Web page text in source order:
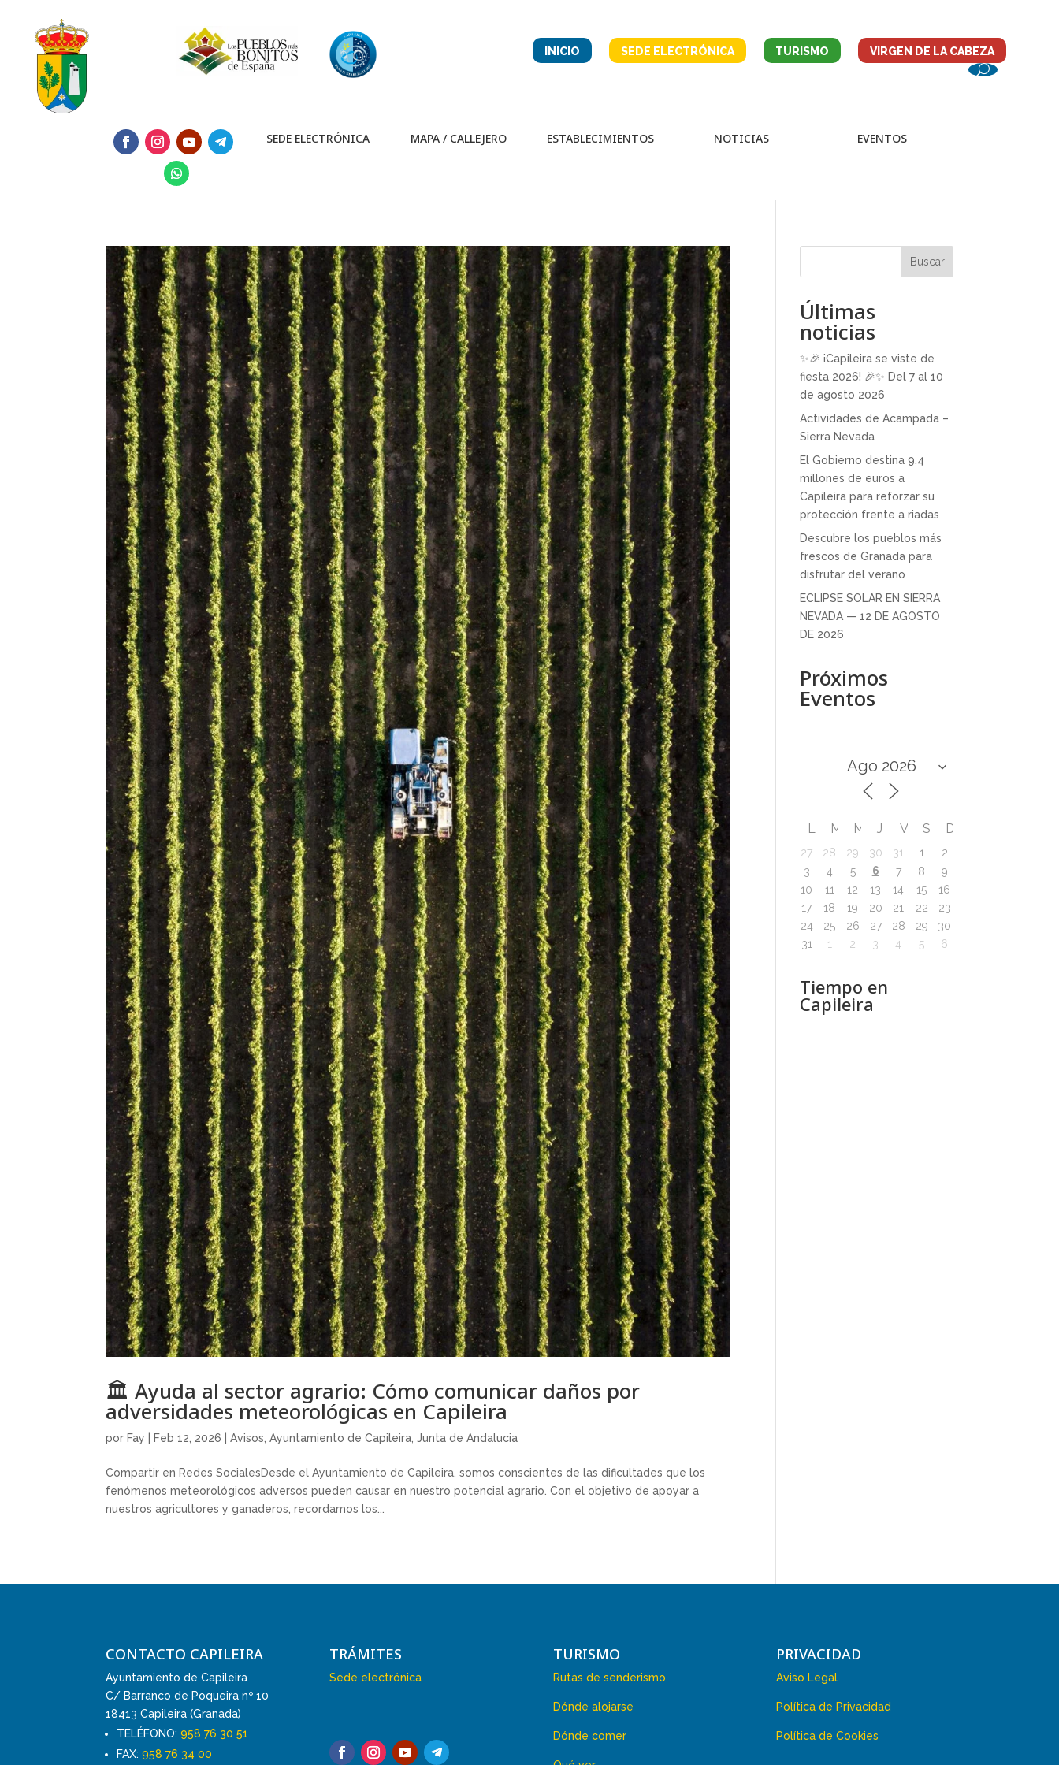
INICIO SEDE ELECTRÓNICA TURISMO VIRGEN DE LA CABEZA
SEDE ELECTRÓNICA MAPA / CALLEJERO ESTABLECIMIENTOS NOTICIAS EVENTOS
🏛️ Ayuda al sector agrario: Cómo comunicar daños por
adversidades meteorológicas en Capileira
porFay |Feb 12, 2026 |Avisos ,Ayuntamiento de Capileira ,Junta de Andalucia
Compartir en Redes SocialesDesde el Ayuntamiento de Capileira, somos conscientes de las dificultades que los
fenómenos meteorológicos adversos pueden causar en nuestro potencial agrario. Con el objetivo de apoyar a
nuestros agricultores y ganaderos, recordamos los...
Buscar
Últimas
noticias
✨🎉 ¡Capileira se viste de
fiesta 2026! 🎉✨ Del 7 al 10
de agosto 2026
Actividades de Acampada –
Sierra Nevada
El Gobierno destina 9,4
millones de euros a
Capileira para reforzar su
protección frente a riadas
Descubre los pueblos más
frescos de Granada para
disfrutar del verano
ECLIPSE SOLAR EN SIERRA
NEVADA — 12 DE AGOSTO
DE 2026
Próximos
Eventos
L M M J V S D
27 28 29 30 31 1
2
3
4 5 6 7 8
9
10
11 12 13 14 15
16
17
18 19 20 21 22
23
24
25 26 27 28 29
30
31
1 2 3 4 5 6
Tiempo en
Capileira
CONTACTO CAPILEIRA
Ayuntamiento de Capileira
C/ Barranco de Poqueira nº 10
18413 Capileira (Granada)
TELÉFONO:958 76 30 51
FAX:958 76 34 00
TRÁMITES
Sede electrónica
TURISMO
Rutas de senderismo
Dónde alojarse
Dónde comer
PRIVACIDAD
Aviso Legal
Política de Privacidad
Política de Cookies